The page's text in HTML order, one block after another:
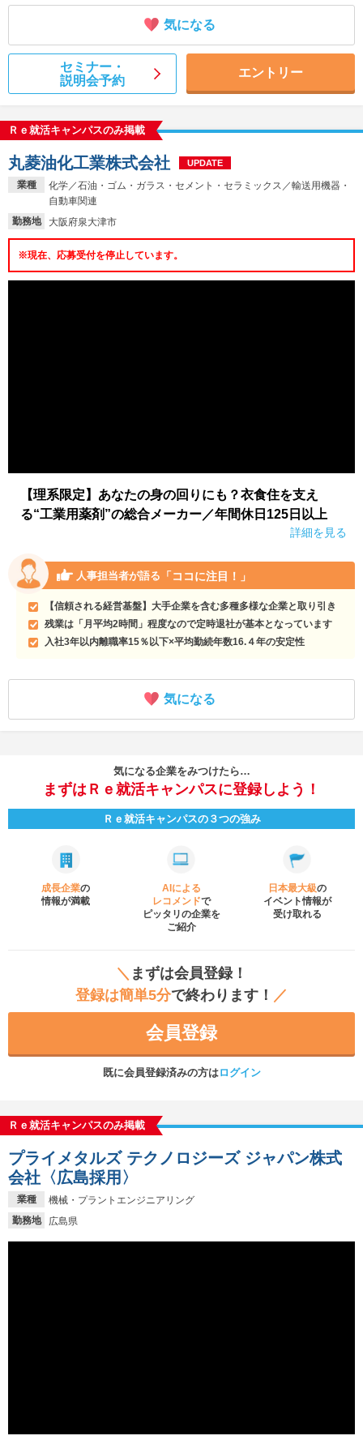
気になる
セミナー・
説明会予約
エントリー
Ｒｅ就活キャンパスのみ掲載
業種
化学／石油・ゴム・ガラス・セメント・セラミックス／輸送用機器・
自動車関連
勤務地
大阪府泉大津市
丸菱油化工業株式会社 UPDATE
※現在、応募受付を停止しています。
【理系限定】あなたの身の回りにも？衣食住を支え
る“工業用薬剤”の総合メーカー／年間休日125日以上
詳細を見る
人事担当者が語る 「ココに注目！」
【信頼される経営基盤】大手企業を含む多種多様な企業と取り引き
残業は「月平均2時間」程度なので定時退社が基本となっています
入社3年以内離職率15％以下×平均勤続年数16.４年の安定性
気になる
気になる企業をみつけたら…
まずはＲｅ就活キャンパスに登録しよう！
Ｒｅ就活キャンパスの３つの強み
成長企業の
情報が満載
AIによる
レコメンドで
ピッタリの企業を
ご紹介
日本最大級の
イベント情報が
受け取れる
＼ まずは会員登録！
登録は簡単5分で終わります！ ／
会員登録
既に会員登録済みの方はログイン
Ｒｅ就活キャンパスのみ掲載
業種
機械・プラントエンジニアリング
勤務地
広島県
プライメタルズ テクノロジーズ ジャパン株式
会社〈広島採用〉